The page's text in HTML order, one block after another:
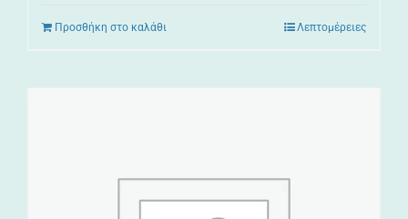
Προσθήκη στο καλάθι Λεπτομέρειες